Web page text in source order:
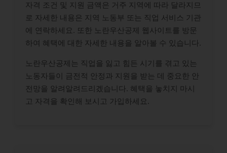
자격 조건 및 지원 금액은 거주 지역에 따라 달라지므
로 자세한 내용은 지역 노동부 또는 직업 서비스 기관
에 연락하세요. 또한 노란우산공제 웹사이트를 방문
하여 혜택에 대한 자세한 내용을 알아볼 수 있습니다.
노란우산공제는 직업을 잃고 힘든 시기를 겪고 있는
노동자들이 금전적 안정과 지원을 받는 데 중요한 안
전망을 알려알려드리겠습니다. 혜택을 놓치지 마시
고 자격을 확인해 보시고 가입하세요.